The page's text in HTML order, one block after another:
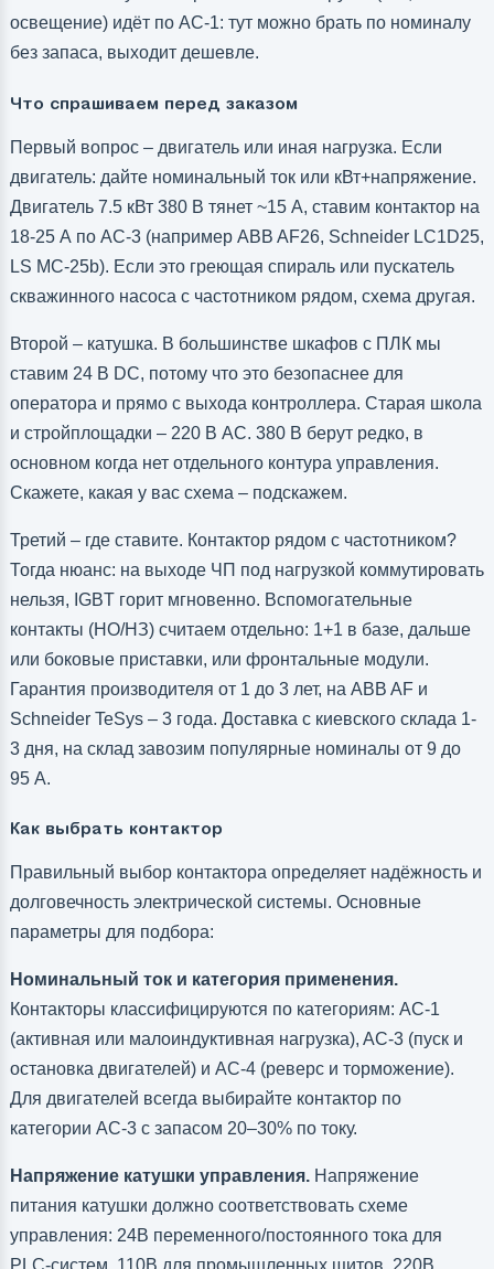
освещение) идёт по AC-1: тут можно брать по номиналу
без запаса, выходит дешевле.
Что спрашиваем перед заказом
Первый вопрос – двигатель или иная нагрузка. Если
двигатель: дайте номинальный ток или кВт+напряжение.
Двигатель 7.5 кВт 380 В тянет ~15 А, ставим контактор на
18-25 А по AC-3 (например ABB AF26, Schneider LC1D25,
LS MC-25b). Если это греющая спираль или пускатель
скважинного насоса с частотником рядом, схема другая.
Второй – катушка. В большинстве шкафов с ПЛК мы
ставим 24 В DC, потому что это безопаснее для
оператора и прямо с выхода контроллера. Старая школа
и стройплощадки – 220 В AC. 380 В берут редко, в
основном когда нет отдельного контура управления.
Скажете, какая у вас схема – подскажем.
Третий – где ставите. Контактор рядом с частотником?
Тогда нюанс: на выходе ЧП под нагрузкой коммутировать
нельзя, IGBT горит мгновенно. Вспомогательные
контакты (НО/НЗ) считаем отдельно: 1+1 в базе, дальше
или боковые приставки, или фронтальные модули.
Гарантия производителя от 1 до 3 лет, на ABB AF и
Schneider TeSys – 3 года. Доставка с киевского склада 1-
3 дня, на склад завозим популярные номиналы от 9 до
95 А.
Как выбрать контактор
Правильный выбор контактора определяет надёжность и
долговечность электрической системы. Основные
параметры для подбора:
Номинальный ток и категория применения.
Контакторы классифицируются по категориям: AC-1
(активная или малоиндуктивная нагрузка), AC-3 (пуск и
остановка двигателей) и AC-4 (реверс и торможение).
Для двигателей всегда выбирайте контактор по
категории AC-3 с запасом 20–30% по току.
Напряжение катушки управления.Напряжение
питания катушки должно соответствовать схеме
управления: 24В переменного/постоянного тока для